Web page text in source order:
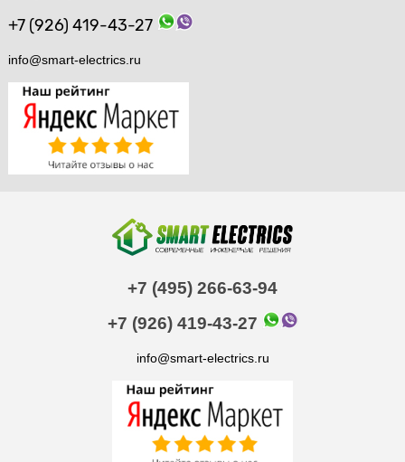
+7 (926) 419-43-27
info@smart-electrics.ru
+7 (495) 266-63-94
+7 (926) 419-43-27
info@smart-electrics.ru